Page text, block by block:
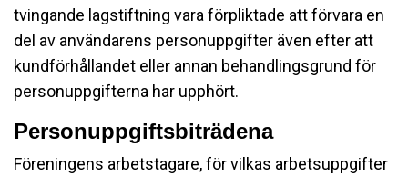
tvingande lagstiftning vara förpliktade att förvara en
del av användarens personuppgifter även efter att
kundförhållandet eller annan behandlingsgrund för
personuppgifterna har upphört.
Personuppgiftsbiträdena
Föreningens arbetstagare, för vilkas arbetsuppgifter